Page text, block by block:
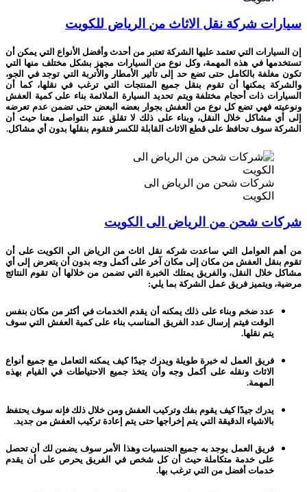
سيارات شركة نقل الاثاث من الرياض للكويت
إن السيارات التي تعتمد عليها الشركة تعتبر من أحدث وأفضل الأنواع التي يمكن أن
تستخدمها في هذه المهمة، وكل نوع من السيارات مجهز بشكل مختلف منها التي
تكون مغلفة بالكامل حتى تضع حد إلى تأثير الأمطار والأتربة التي توجد في الجو،
والشركة يمكنها أن تقوم بنقل جميع المنتجات التي ترغب في نقلها، كما أن
السيارات ذات أحجام مختلفة ويتم تحديد السيارة الملائمة بناء على كمية العفش
ونوعيته فهي تضع كل نوع من العفش بجوار بعضه البعض حتى تضمن عدم تعرضه
إلى أي مشاكل خلال النقل، وبناء على ذلك لا تقلق عند التواصل معنا حيث أن
الشركة سوف تحافظ على قطع الاثاث القابلة للكسر فتقوم بنقلها بدون أي مشاكل.
شركات شحن من الرياض الى
الكويت
شركات شحن من الرياض الى الكويت
من أهم العوامل التي ساعدت شركه نقل اثاث من الرياض الى الكويت على أن
تقوم بنقل العفش من مكان إلى مكان آخر على أكمل وجه بدون أن يتعرض إلى أي
مشاكل خلال النقل، والفريق يمتلك الخبرة التي تضمن من خلالها أن تقوم النتائج
مرضية، ويتميز فريق عمل الشركة بما يلي:
عدد ضخم وبناء على ذلك يمكنه أن يقدم الخدمات في أكثر من مكان بنفس
الوقت فيتم إرسال عدد الفريق المناسب بناء على كمية العفش التي سوف
يتم نقلها.
فريق العمل له خبرة طويلة ويدرك جيدًا كيف يمكنه التعامل مع جميع أنواع
الاثاث ونقله على أكمل وجه وأن يتخذ جميع الاحتياطات في القيام بهذه
المهمة.
يدرك جيدًا كيف يقوم بفك وتركيب العفش ومن خلال ذلك فإنه سوف يحتفظ
بالاشياء الدقيقة التي يتم إخراجها حتى يتم إعادة تركيب العفش من جديد.
فريق العمل يوجد به جميع الجنسيات وهذا الأمر سوف يضمن لك أن تحصل
على خدمة متكاملة حيث أن كل شخص في الفريق يحرص على أن يقدم
خدمات أفضل من التي ترغب بها.